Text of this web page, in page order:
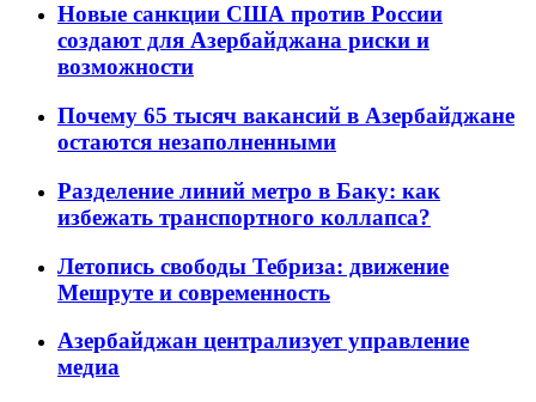
Новые санкции США против России
создают для Азербайджана риски и
возможности
Почему 65 тысяч вакансий в Азербайджане
остаются незаполненными
Разделение линий метро в Баку: как
избежать транспортного коллапса?
Летопись свободы Тебриза: движение
Мешруте и современность
Азербайджан централизует управление
медиа